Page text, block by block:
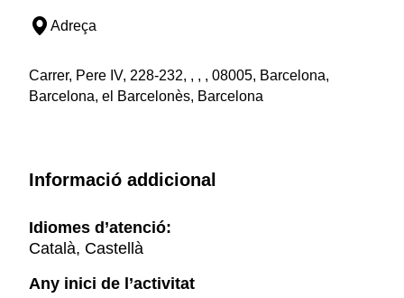
Adreça
Carrer, Pere IV, 228-232, , , , 08005, Barcelona,
Barcelona, el Barcelonès, Barcelona
Informació addicional
Idiomes d’atenció:
Català, Castellà
Any inici de l’activitat